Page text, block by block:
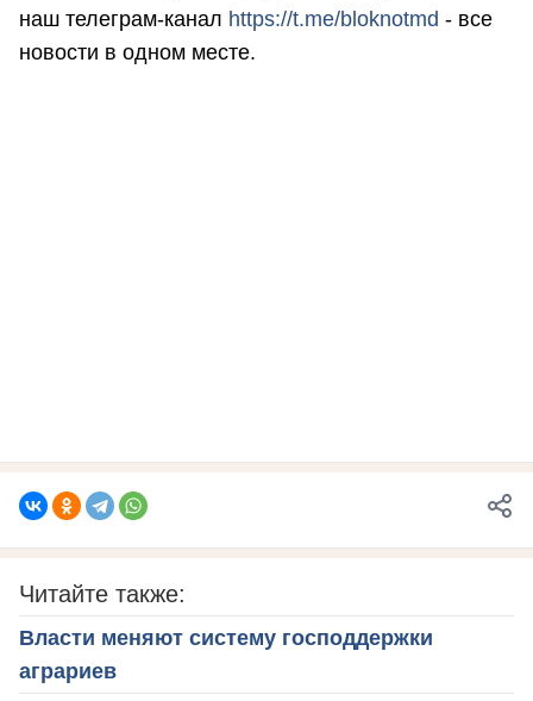
наш телеграм-канал https://t.me/bloknotmd - все
новости в одном месте.
Читайте также:
Власти меняют систему господдержки
аграриев